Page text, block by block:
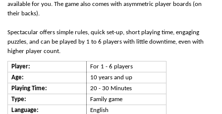
available for you. The game also comes with asymmetric player boards (on
their backs).
Spectacular offers simple rules, quick set-up, short playing time, engaging
puzzles, and can be played by 1 to 6 players with little downtime, even with
higher player count.
Player:
For 1 - 6 players
Age:
10 years and up
Playing Time:
20 - 30 Minutes
Type:
Familygame
Language:
English